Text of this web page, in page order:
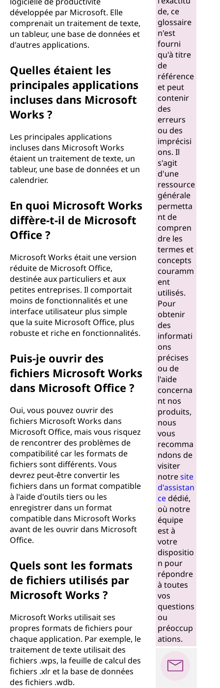
développée par Microsoft. Elle
comprenait un traitement de texte,
un tableur, une base de données et
d'autres applications.
Quelles étaient les
principales applications
incluses dans Microsoft
Works ?
Les principales applications
incluses dans Microsoft Works
étaient un traitement de texte, un
tableur, une base de données et un
calendrier.
En quoi Microsoft Works
diffère-t-il de Microsoft
Office ?
Microsoft Works était une version
réduite de Microsoft Office,
destinée aux particuliers et aux
petites entreprises. Il comportait
moins de fonctionnalités et une
interface utilisateur plus simple
que la suite Microsoft Office, plus
robuste et riche en fonctionnalités.
Puis-je ouvrir des
fichiers Microsoft Works
dans Microsoft Office ?
Oui, vous pouvez ouvrir des
fichiers Microsoft Works dans
Microsoft Office, mais vous risquez
de rencontrer des problèmes de
compatibilité car les formats de
fichiers sont différents. Vous
devrez peut-être convertir les
fichiers dans un format compatible
à l'aide d'outils tiers ou les
enregistrer dans un format
compatible dans Microsoft Works
avant de les ouvrir dans Microsoft
Office.
Quels sont les formats
de fichiers utilisés par
Microsoft Works ?
Microsoft Works utilisait ses
propres formats de fichiers pour
chaque application. Par exemple, le
traitement de texte utilisait des
fichiers .wps, la feuille de calcul des
fichiers .xlr et la base de données
des fichiers .wdb.
de, ce
glossaire
n'est
fourni
qu'à titre
de
référence
et peut
contenir
des
erreurs
ou des
imprécisi
ons. Il
s'agit
d'une
ressource
générale
permetta
nt de
compren
dre les
termes et
concepts
couramm
ent
utilisés.
Pour
obtenir
des
informati
ons
précises
ou de
l'aide
concerna
nt nos
produits,
nous
vous
recomma
ndons de
visiter
notresite
d'assistan
cedédié,
où notre
équipe
est à
votre
dispositio
n pour
répondre
à toutes
vos
questions
ou
préoccup
ations.